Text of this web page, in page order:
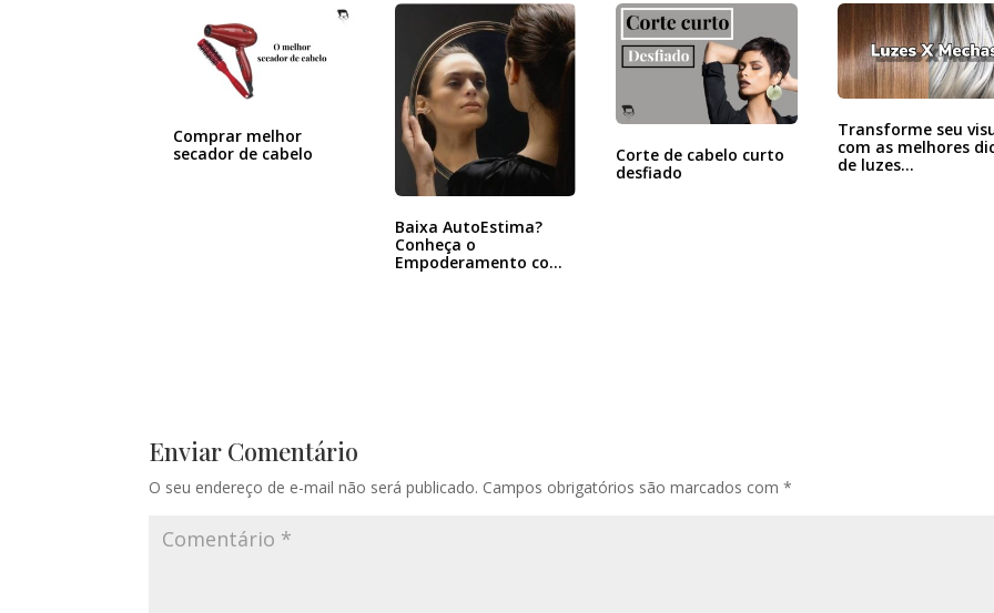
Comprar melhor
secador de cabelo
Baixa AutoEstima?
Conheça o
Empoderamento com
Corte de cabelo curto
desfiado
Transforme seu
com as melhores
de luzes…
Enviar Comentário
O seu endereço de e-mail não será publicado. Campos obrigatórios são marcados com*